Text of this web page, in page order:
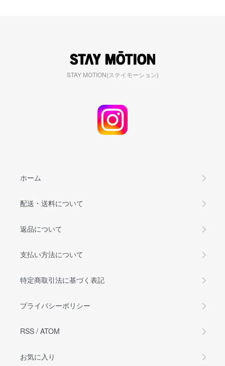
STAY MOTION(ステイモーション)
ホーム
配送・送料について
返品について
支払い方法について
特定商取引法に基づく表記
プライバシーポリシー
RSS / ATOM
お気に入り